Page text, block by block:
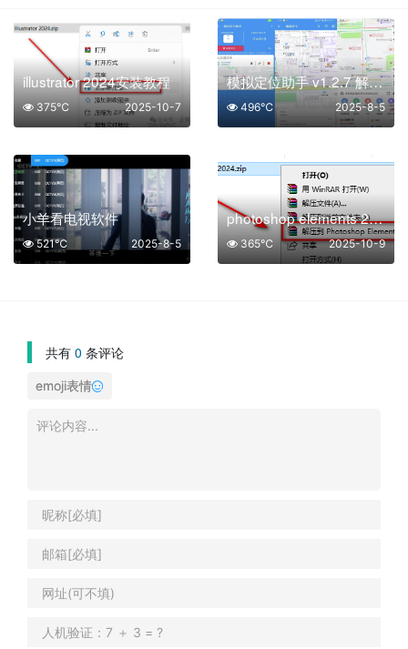
illustrator 2024安装教程
2025-10-7
375℃
模拟定位助手 v1.2.7 解锁会员
2025-8-5
496℃
小羊看电视软件
2025-8-5
521℃
photoshop elements 2024详细安装教程
2025-10-9
365℃
共有 0 条评论
emoji表情